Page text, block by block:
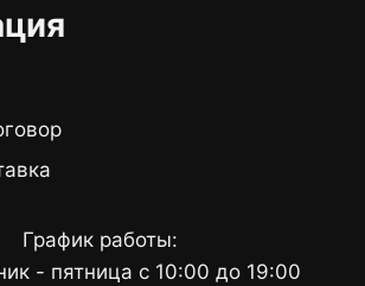
График работы:
- пятница с 10:00 до 19:00